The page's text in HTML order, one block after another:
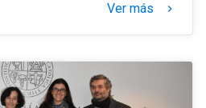
Ver más keyboard_arrow_right